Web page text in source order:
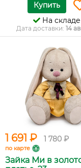
Купить
На складе
Дата доставки: 14
1 691 ₽ 1 780 ₽
по карте
Зайка Ми в